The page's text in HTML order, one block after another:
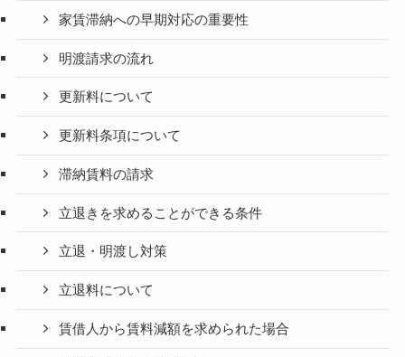
家賃滞納への早期対応の重要性
明渡請求の流れ
更新料について
更新料条項について
滞納賃料の請求
立退きを求めることができる条件
立退・明渡し対策
立退料について
賃借人から賃料減額を求められた場合